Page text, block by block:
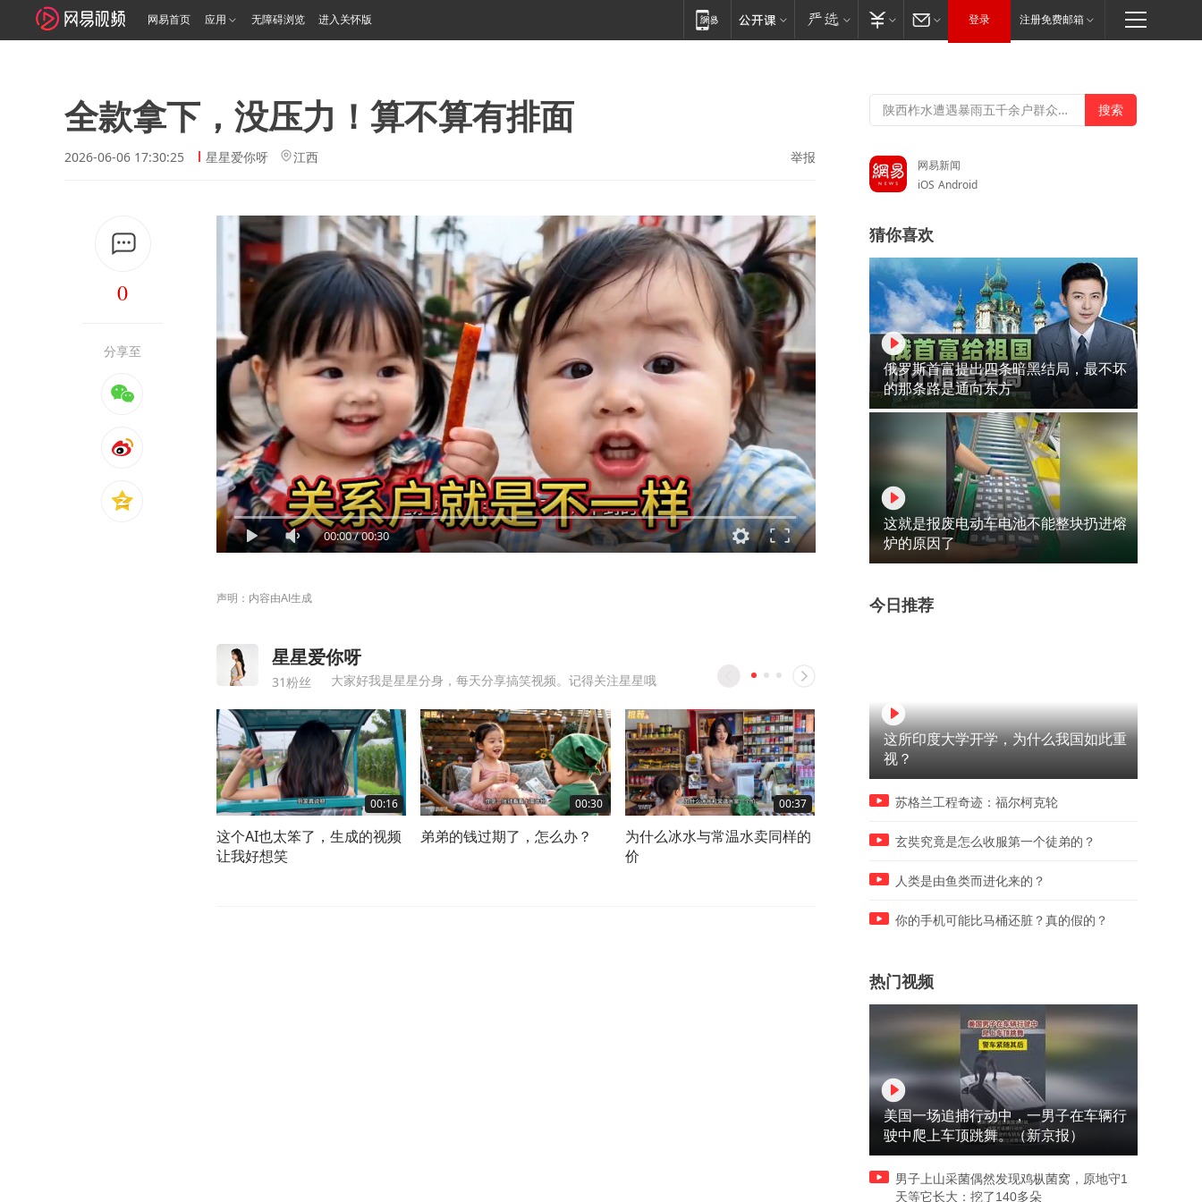
网易首页 应用 无障碍浏览 进入关怀版 登录 注册免费邮箱
全款拿下，没压力！算不算有排面
2026-06-06 17:30:25 星星爱你呀 江西 举报
0
分享至
00:00/00:30
声明：内容由AI生成
星星爱你呀
31粉丝 大家好我是星星分身，每天分享搞笑视频。记得关注星星哦
00:16
这个AI也太笨了，生成的视频
让我好想笑
00:30
弟弟的钱过期了，怎么办？
00:37
为什么冰水与常温水卖同样的
价
00:36
再也不敢熬夜了
第一次来面试，有什么要注
网易新闻
iOS Android
猜你喜欢
俄罗斯首富提出四条暗黑结局，最不坏
的那条路是通向东方
这就是报废电动车电池不能整块扔进熔
炉的原因了
今日推荐
这所印度大学开学，为什么我国如此重
视？
苏格兰工程奇迹：福尔柯克轮
玄奘究竟是怎么收服第一个徒弟的？
人类是由鱼类而进化来的？
你的手机可能比马桶还脏？真的假的？
热门视频
美国一场追捕行动中，一男子在车辆行
驶中爬上车顶跳舞。（新京报）
男子上山采菌偶然发现鸡枞菌窝，原地守1
天等它长大：挖了140多朵